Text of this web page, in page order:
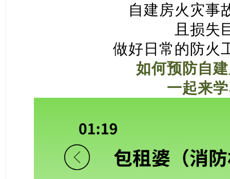
自建房火灾事
且损失
做好日常的防火
如何预防自
一起来